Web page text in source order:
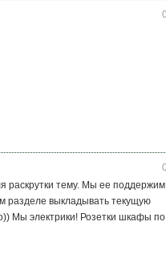
0
0
раскрутки тему. Мы ее поддержим
разделе выкладывать текущую
Мы электрики! Розетки шкафы по